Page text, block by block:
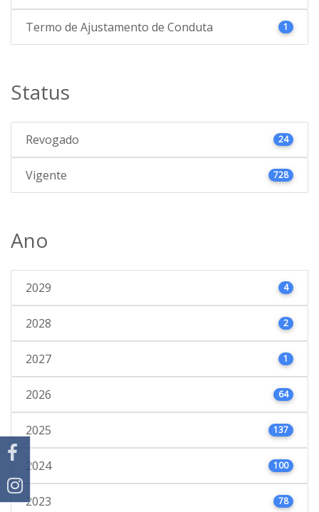
Termo de Ajustamento de Conduta 1
Status
Revogado 24
Vigente 728
Ano
2029 4
2028 2
2027 1
2026 64
2025 137
2024 100
2023 78